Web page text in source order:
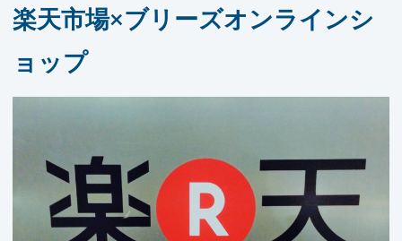
楽天市場×ブリーズオンラインシ
ョップ